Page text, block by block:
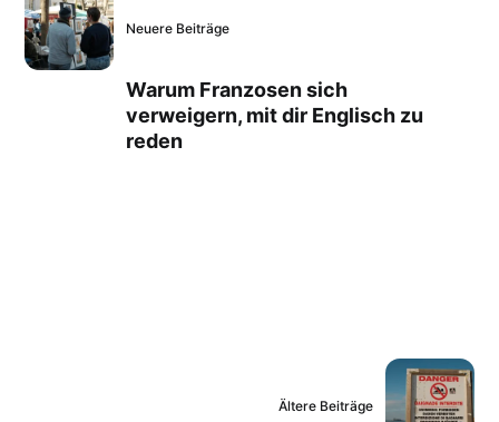
Neuere Beiträge
Warum Franzosen sich
verweigern, mit dir Englisch zu
reden
Ältere Beiträge